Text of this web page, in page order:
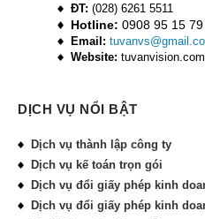
ĐT: (028) 6261 5511
Hotline: 0908 95 15 79
Email:
Website: tuvanvision.com
DỊCH VỤ NỔI BẬT
Dịch vụ thành lập công ty
Dịch vụ kế toán trọn gói
Dịch vụ đổi giấy phép kinh
Dịch vụ đổi giấy phép kinh